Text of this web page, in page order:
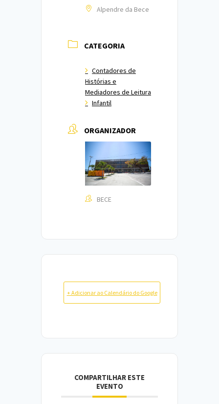
Alpendre da Bece
CATEGORIA
Contadores de
Histórias e
Mediadores de Leitura
Infantil
ORGANIZADOR
BECE
+ Adicionar ao Calendário do Google
COMPARTILHAR ESTE
EVENTO